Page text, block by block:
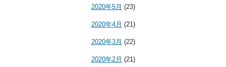
2020年5月 (23)
2020年4月 (21)
2020年3月 (22)
2020年2月 (21)